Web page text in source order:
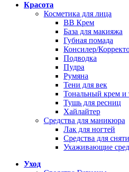
Красота
Косметика для лица
BB Крем
База для макияжа
Губная помада
Консилер/
Подводка
Пудра
Румяна
Тени для век
Тональный крем и
Тушь для ресниц
Хайлайтер
Средства для маникюра
Лак для ногтей
Средства для
Ухаживающие
Уход